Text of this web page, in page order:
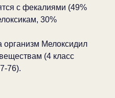
с фекалиями (49%
30%
организм Мелоксидил
(4 класс
76).